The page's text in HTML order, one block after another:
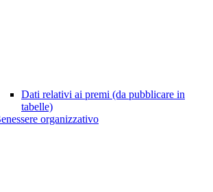
Dati relativi ai premi (da pubblicare in
tabelle)
organizzativo